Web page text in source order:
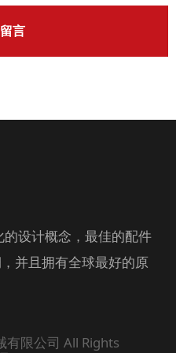
言
设计概念，最佳的配件
并且拥有全球最好的原
限公司 All Rights